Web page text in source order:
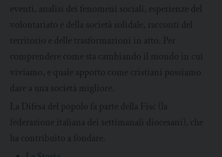
eventi, analisi dei fenomeni sociali, esperienze del
volontariato e della società solidale, racconti del
territorio e delle trasformazioni in atto. Per
comprendere come sta cambiando il mondo in cui
viviamo, e quale apporto come cristiani possiamo
dare a una società migliore.
La Difesa del popolo fa parte della Fisc (la
federazione italiana dei settimanali diocesani), che
ha contribuito a fondare.